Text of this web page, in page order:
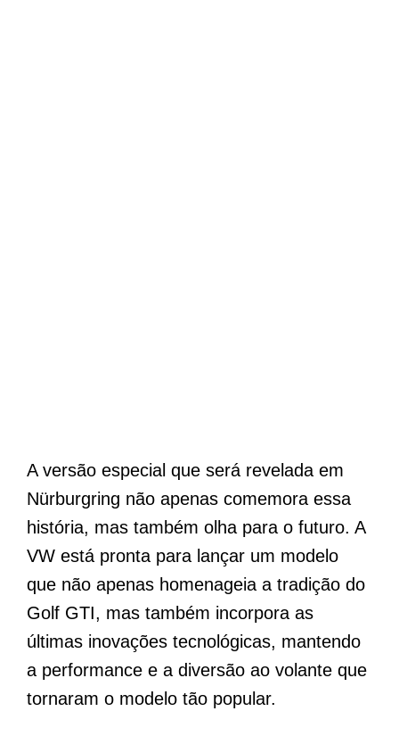
A versão especial que será revelada em
Nürburgring não apenas comemora essa
história, mas também olha para o futuro. A
VW está pronta para lançar um modelo
que não apenas homenageia a tradição do
Golf GTI, mas também incorpora as
últimas inovações tecnológicas, mantendo
a performance e a diversão ao volante que
tornaram o modelo tão popular.